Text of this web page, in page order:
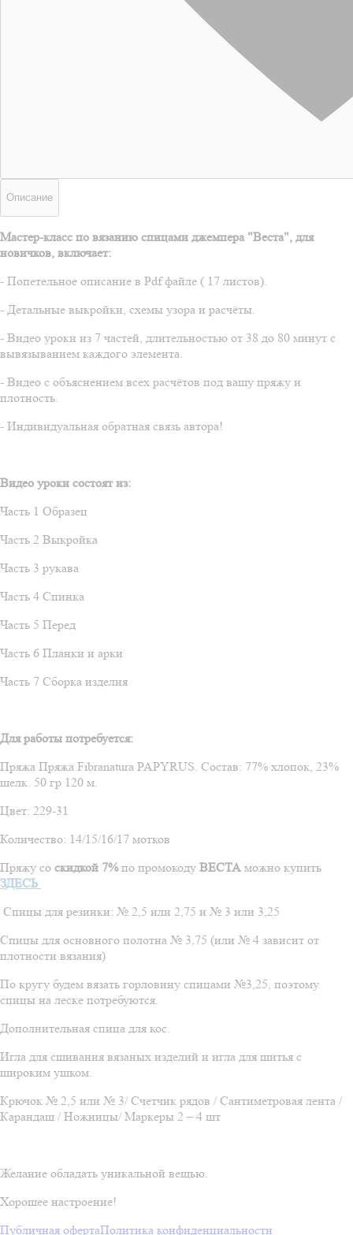
Описание
Мастер-класс по вязанию спицами джемпера "Веста", для
новичков, включает:
- Попетельное описание в Pdf файле ( 17 листов).
- Детальные выкройки, схемы узора и расчёты.
- Видео уроки из 7 частей, длительностью от 38 до 80 минут с
вывязыванием каждого элемента.
- Видео с объяснением всех расчётов под вашу пряжу и
плотность.
- Индивидуальная обратная связь автора!
Видео уроки состоят из:
Часть 1 Образец
Часть 2 Выкройка
Часть 3 рукава
Часть 4 Спинка
Часть 5 Перед
Часть 6 Планки и арки
Часть 7 Сборка изделия
Для работы потребуется:
Пряжа Пряжа Fibranatura PAPYRUS Состав: 77% хлопок, 23%
шелк. 50 гр 120 м.
Цвет: 229-31
Количество: 14/15/16/17 мотков
Пряжу со скидкой 7%по промокоду ВЕСТА можно купить
ЗДЕСЬ
Спицы для резинки: № 2,5 или 2,75 и № 3 или 3,25
Спицы для основного полотна № 3,75 (или № 4 зависит от
плотности вязания)
По кругу будем вязать горловину спицами №3,25, поэтому
спицы на леске потребуются.
Дополнительная спица для кос.
Игла для сшивания вязаных изделий и игла для шитья с
широким ушком.
Крючок № 2,5 или № 3/ Счетчик рядов / Сантиметровая лента /
Карандаш / Ножницы/ Маркеры 2 – 4 шт
Желание обладать уникальной вещью.
Хорошее настроение!
Публичная офертаПолитика конфиденциальности